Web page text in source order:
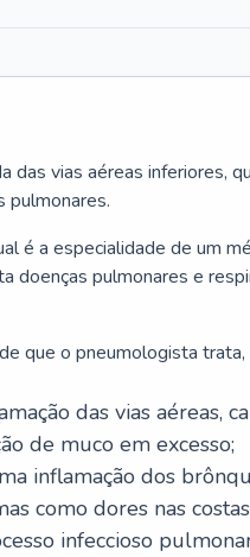
das vias aéreas inferiores,
pulmonares.
é a especialidade de um
doenças pulmonares e
que o pneumologista trata,
das vias aéreas,
de muco em excesso;
inflamação dos
como dores nas
infeccioso